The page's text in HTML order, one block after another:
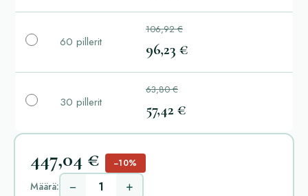
60 pillerit
106,92 €
96,23 €
30 pillerit
63,80 €
57,42 €
447,04 € −10%
Määrä: − +